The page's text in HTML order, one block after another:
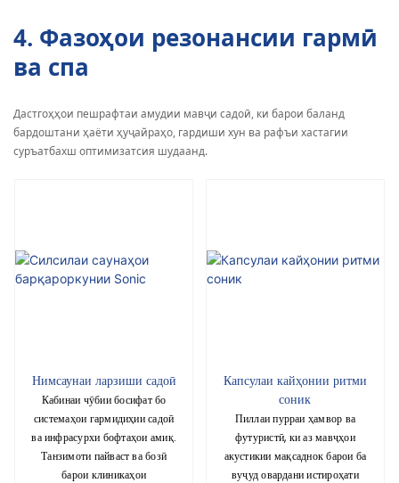
4. Фазоҳои резонансии гармӣ
ва спа
Дастгоҳҳои пешрафтаи амудии мавҷи садоӣ, ки барои баланд
бардоштани ҳаёти ҳуҷайраҳо, гардиши хун ва рафъи хастагии
суръатбахш оптимизатсия шудаанд.
Нимсаунаи ларзиши садоӣ
Кабинаи чӯбии босифат бо
системаҳои гармидиҳии садоӣ
ва инфрасурхи бофтаҳои амиқ.
Танзимоти пайваст ва бозӣ
барои клиникаҳои
Капсулаи кайҳонии ритми
соник
Пиллаи пурраи ҳамвор ва
футуристӣ, ки аз мавҷҳои
акустикии мақсаднок барои ба
вуҷуд овардани истироҳати